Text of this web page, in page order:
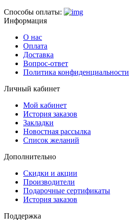
Способы оплаты:
Информация
О нас
Оплата
Доставка
Вопрос-ответ
Политика конфиденциальности
Личный кабинет
Мой кабинет
История заказов
Закладки
Новостная рассылка
Список желаний
Дополнительно
Скидки и акции
Производители
Подарочные сертификаты
История заказов
Поддержка